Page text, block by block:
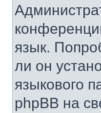
язык.
ли он
языкового
phpBB на